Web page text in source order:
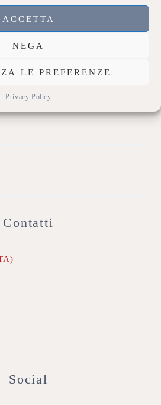
ACCETTA
NEGA
LE PREFERENZE
Privacy Policy
Utili
Contatti
Social